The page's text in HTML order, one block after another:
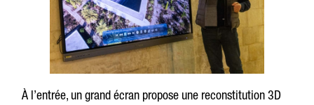
À l’entrée, un grand écran propose une reconstitution 3D